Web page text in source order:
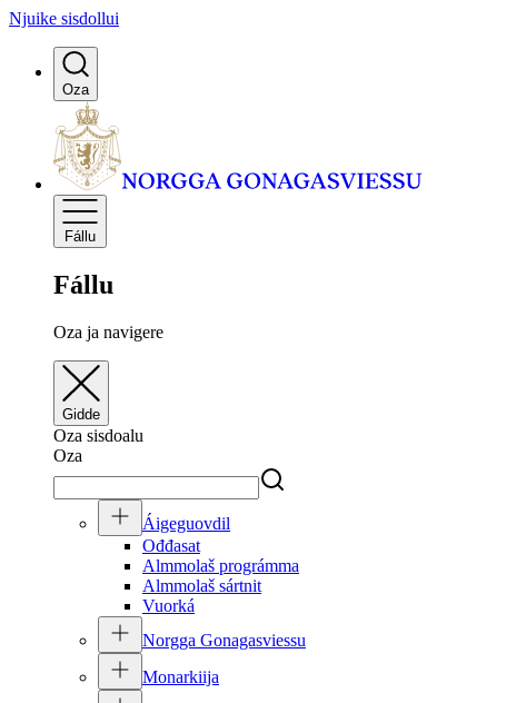
Njuike sisdollui
Oza
Fállu
Fállu
Oza ja navigere
Gidde
Oza sisdoalu
Oza
Áigeguovdil
Ođđasat
Almmolaš prográmma
Almmolaš sártnit
Vuorká
Norgga Gonagasviessu
Monarkiija